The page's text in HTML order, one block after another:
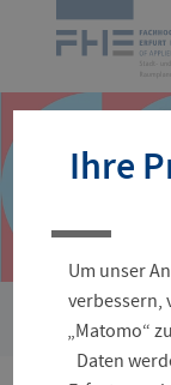
Zur
Navigation
sind
hier:
Fakultäten
Ihre
Um unser
verbessern,
„Matomo“
Daten